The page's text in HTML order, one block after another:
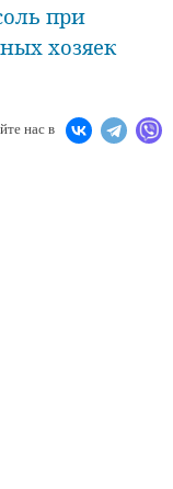
при
хозяек
нас в